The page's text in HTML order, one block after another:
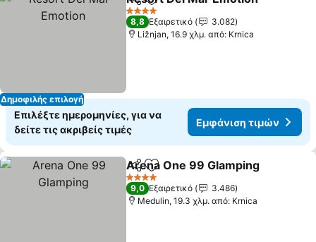
Δημοφιλής επιλογή
Κοινοποίηση
Προσθήκη στα αγαπημένα
4 Αστέρια
8,8 Εξαιρετικό
3.082
Ližnjan, 16.9 χλμ. από: Krnica
Επιλέξτε ημερομηνίες, για να
δείτε τις ακριβείς τιμές
Εμφάνιση τιμών
Κοινοποίηση
Προσθήκη στα αγαπημένα
Arena One 99 Glamping
4 Αστέρια
9,0 Εξαιρετικό
3.486
Medulin, 19.3 χλμ. από: Krnica